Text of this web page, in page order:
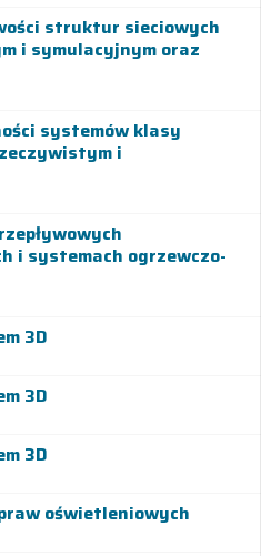
struktur sieciowych
i symulacyjnym oraz
systemów klasy
i
i systemach ogrzewczo-
3D
3D
3D
oświetleniowych